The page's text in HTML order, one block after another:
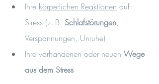
Ihre körperlichen Reaktionen auf
Stress (z. B. Schlafstörungen,
Verspannungen, Unruhe)
Ihre vorhandenen oder neuen Wege
aus dem Stress